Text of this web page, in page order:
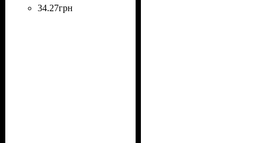
34.27грн